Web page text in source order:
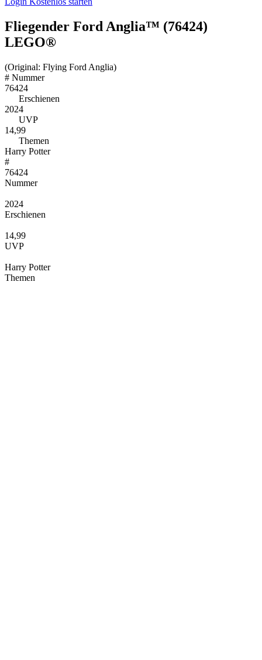
Fliegender Ford Anglia™ (76424)
LEGO®
(Original: Flying Ford Anglia)
# Nummer
76424
Erschienen
2024
UVP
14,99
Themen
Harry Potter
#
76424
Nummer
2024
Erschienen
14,99
UVP
Harry Potter
Themen